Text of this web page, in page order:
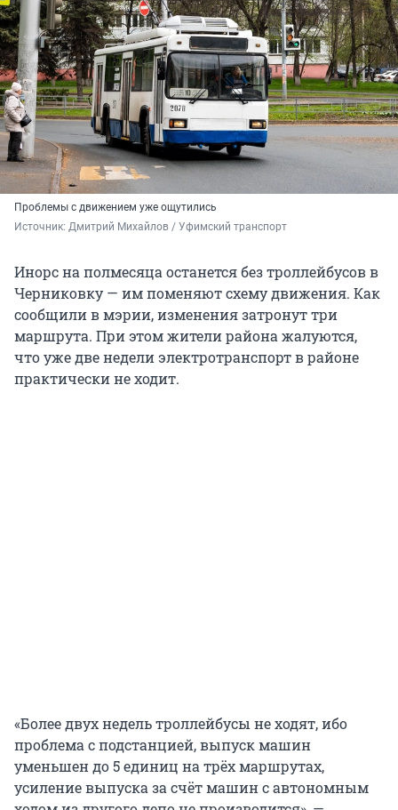
Проблемы с движением уже ощутились
Источник: Дмитрий Михайлов / Уфимский транспорт
Инорс на полмесяца останется без троллейбусов в
Черниковку — им поменяют схему движения. Как
сообщили в мэрии, изменения затронут три
маршрута. При этом жители района жалуются,
что уже две недели электротранспорт в районе
практически не ходит.
«Более двух недель троллейбусы не ходят, ибо
проблема с подстанцией, выпуск машин
уменьшен до 5 единиц на трёх маршрутах,
усиление выпуска за счёт машин с автономным